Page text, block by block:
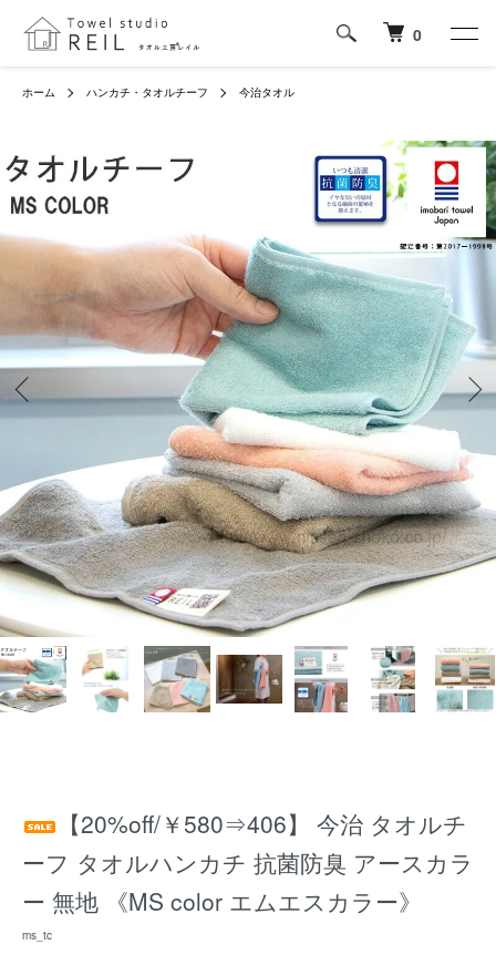
0
ホーム ハンカチ・タオルチーフ 今治タオル
【20%off/￥580⇒406】 今治 タオルチ
ーフ タオルハンカチ 抗菌防臭 アースカラ
ー 無地 《MS color エムエスカラー》
ms_tc